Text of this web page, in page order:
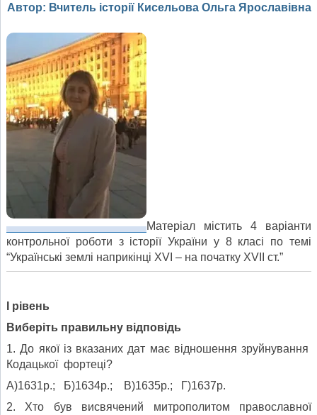
Автор: Вчитель історії Кисельова Ольга Ярославівна
Матеріал містить 4 варіанти
контрольної роботи з історії України у 8 класі по темі
“Українські землі наприкінці ХVІ – на початку ХVІІ ст.”
І рівень
Виберіть правильну відповідь
1. До якої із вказаних дат має відношення зруйнування
Кодацької фортеці?
А)1631р.; Б)1634р.; В)1635р.; Г)1637р.
2. Хто був висвячений митрополитом православної